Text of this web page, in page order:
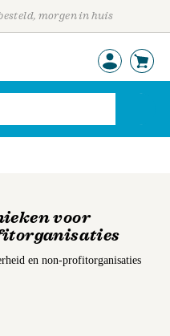
morgen in huis
voor